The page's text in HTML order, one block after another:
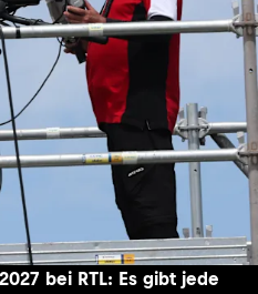
bei RTL: Es gibt jede